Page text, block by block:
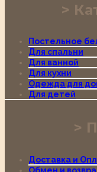
Постельное
Для спальни
Для ванной
Для кухни
Одежда для
Для детей
Доставка и